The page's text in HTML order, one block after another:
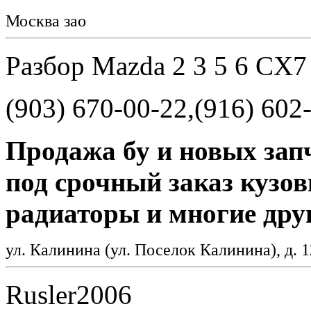
Москва зао
Разбор Mazda 2 3 5 6
(903) 670-00-22,(916)
Продажа бу и новых
под срочный заказ
радиаторы и многие
ул. Калинина (ул. Поселок Калинина), д.
Rusler2006